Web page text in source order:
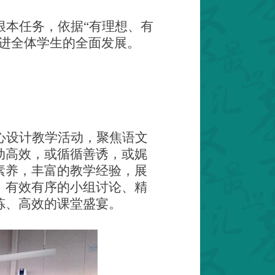
任务，依据“有理想、有
全体学生的全面发展。
计教学活动，聚焦语文
效，或循循善诱，或娓
，丰富的教学经验，展
效有序的小组讨论、精
高效的课堂盛宴。